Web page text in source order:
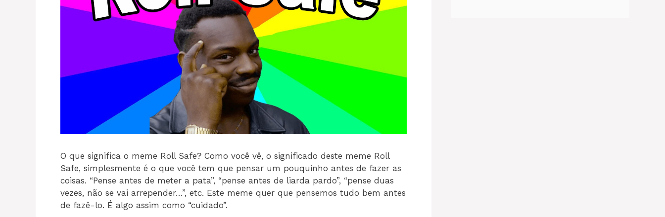
O que significa o meme Roll Safe? Como você vê, o significado deste meme Roll
Safe, simplesmente é o que você tem que pensar um pouquinho antes de fazer as
coisas. “Pense antes de meter a pata”, “pense antes de liarda pardo”, “pense duas
vezes, não se vai arrepender…”, etc. Este meme quer que pensemos tudo bem antes
de fazê-lo. É algo assim como “cuidado”.